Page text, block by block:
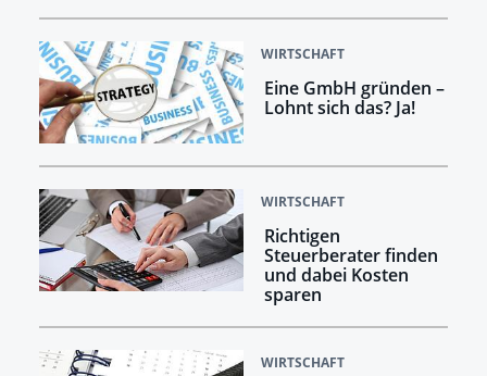
WIRTSCHAFT
Eine GmbH gründen –
Lohnt sich das? Ja!
WIRTSCHAFT
Richtigen
Steuerberater finden
und dabei Kosten
sparen
WIRTSCHAFT